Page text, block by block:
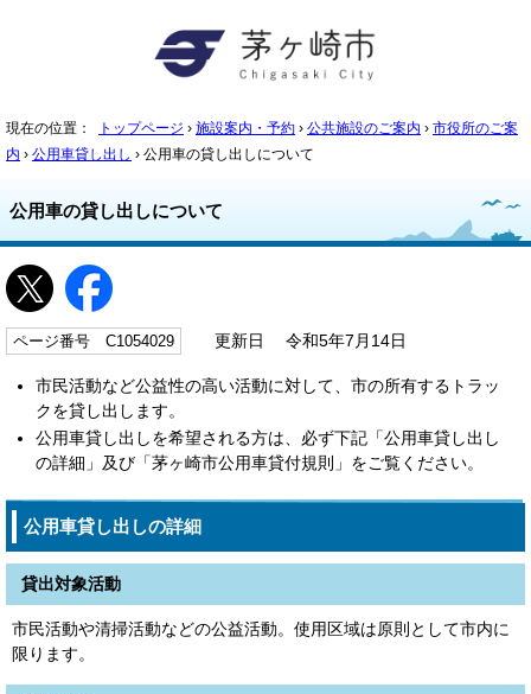
現在の位置： トップページ › 施設案内・予約 › 公共施設のご案内 › 市役所のご案
内 › 公用車貸し出し › 公用車の貸し出しについて
公用車の貸し出しについて
ページ番号 C1054029 更新日 令和5年7月14日
市民活動など公益性の高い活動に対して、市の所有するトラッ
クを貸し出します。
公用車貸し出しを希望される方は、必ず下記「公用車貸し出し
の詳細」及び「茅ヶ崎市公用車貸付規則」をご覧ください。
公用車貸し出しの詳細
貸出対象活動
市民活動や清掃活動などの公益活動。使用区域は原則として市内に
限ります。